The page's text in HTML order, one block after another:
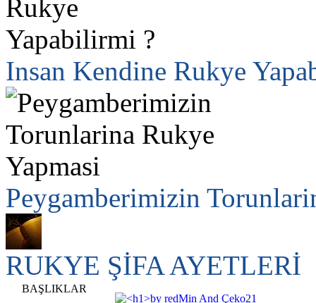
Insan Kendine Rukye
Peygamberimizin
RUKYE ŞİFA AYETLERİ
BAŞLIKLAR